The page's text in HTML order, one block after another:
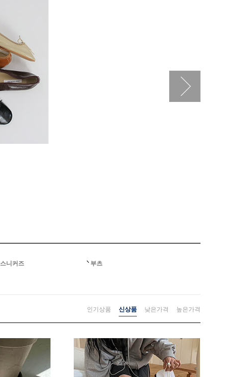
스니커즈
부츠
인기상품 신상품 낮은가격 높은가격